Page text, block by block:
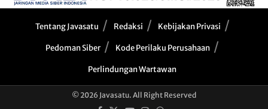
Tentang Javasatu Redaksi Kebijakan Privasi
Pedoman Siber Kode Perilaku Perusahaan
Perlindungan Wartawan
© 2026 Javasatu. All Right Reserved